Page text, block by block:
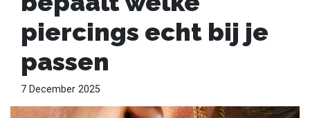
piercings echt bij je
passen
7 December 2025